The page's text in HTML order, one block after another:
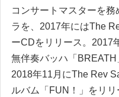
コンサー ト マス ターを務
ラ を 2017年にはThe
ーCDを リ リ ース 。 2017
無伴奏バッハ 「 BREATH
2018年11月 にThe Rev
ルバム 「 FUN ！ 」 を リ リ